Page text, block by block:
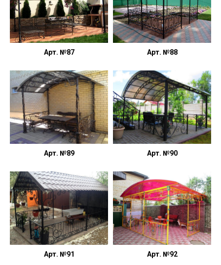
Арт. №87 Арт. №88
Арт. №89 Арт. №90
Арт. №91 Арт. №92